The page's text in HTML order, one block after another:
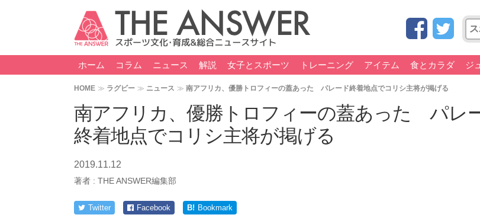
ホーム コラム ニュース 解説 女子とスポーツ トレーニング アイテム 食とカラダ ジ
HOME ラグビー ニュース 南アフリカ、優勝トロフィーの蓋あった パレード終着地点でコリシ主将が掲げる
南アフリカ、優勝トロフィーの蓋あった パレ
終着地点でコリシ主将が掲げる
2019.11.12
著者 : THE ANSWER編集部
Twitter Facebook B! Bookmark